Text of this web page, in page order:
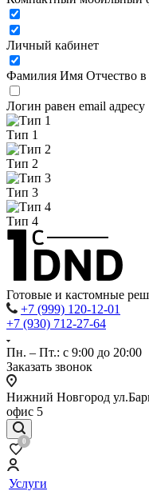
Личный кабинет
Фамилия Имя Отчество в
Логин равен email адресу
Тип 1
Тип 2
Тип 3
Тип 4
Готовые и кастомные
+7 (999) 120-12-01
+7 (930) 712-27-64
Пн. – Пт.: с 9:00 до 20:00
Заказать звонок
Нижний Новгород
офис 5
0
Услуги